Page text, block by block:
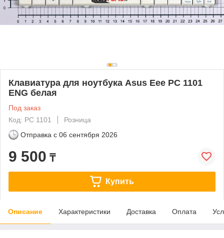
Клавиатура для ноутбука Asus Eee PC 1101
ENG белая
Под заказ
Код: PC 1101
Розница
Отправка с 06 сентября 2026
9 500 ₸
Купить
Описание Характеристики Доставка Оплата